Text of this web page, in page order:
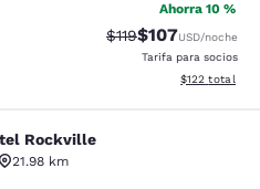
Ahorra 10 %
Precio tachado:
$119Precio con
$107USD/noche
Tarifa para socios
Ver detalles
$122 total
Rockville
21.98 km
4.34 estrellas. Excelente. 2753 reseñas